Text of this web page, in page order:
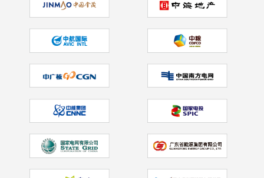
锚定目标启新程 实干争先创辉煌——量化安
全板块2025年度总结暨2026年度动员大会圆
满召开
2026.02.04公司新闻
新址启新章，安全伴佳行｜佳保安全乔迁大
2026.02.03公司新闻
佳保安全首席执行官领衔专项培训赋能国企
双重预防机制落地见效
业安全提升服务目标。